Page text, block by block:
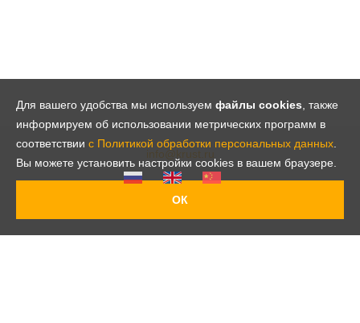
Для вашего удобства мы используем файлы cookies , также
информируем об использовании метрических программ в
соответствии с Политикой обработки персональных данных
Вы можете установить настройки cookies в вашем браузере.
ОК
info@krust.ru
© 2001 – 2020 Круст